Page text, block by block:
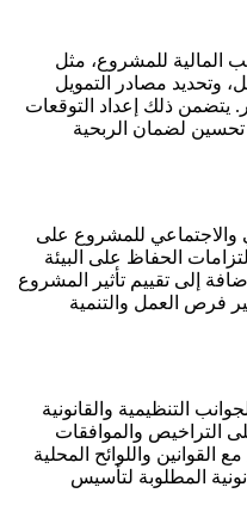
المالية للمشروع، مثل
وتحديد مصادر التمويل
يتضمن ذلك إعداد التوقعات
تحسين لضمان الربحية
والاجتماعي للمشروع على
الحفاظ على البيئة
إلى تقييم تأثير المشروع
فرص العمل والتنمية
التنظيمية والقانونية
التراخيص والموافقات
القوانين واللوائح المحلية
المطلوبة لتأسيس